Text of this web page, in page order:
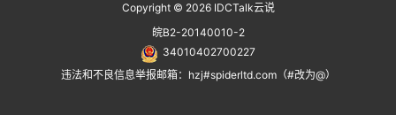
Copyright © 2026IDCTalk云说
皖B2-20140010-2
34010402700227
违法和不良信息举报邮箱：hzj#spiderltd.com（#改为@）